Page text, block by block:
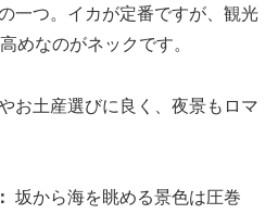
一つ。イカが定番ですが、観光
めなのがネックです。
お土産選びに良く、夜景もロマ
坂から海を眺める景色は圧巻